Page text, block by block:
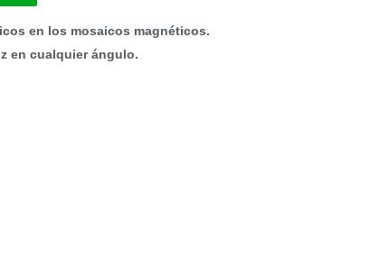
en los mosaicos magnéticos.
en cualquier ángulo.